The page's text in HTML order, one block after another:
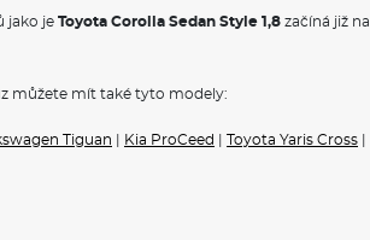
jako je Toyota Corolla Sedan Style 1,8 začíná již na
můžete mít také tyto modely:
Tiguan Kia ProCeed Toyota Yaris Cross